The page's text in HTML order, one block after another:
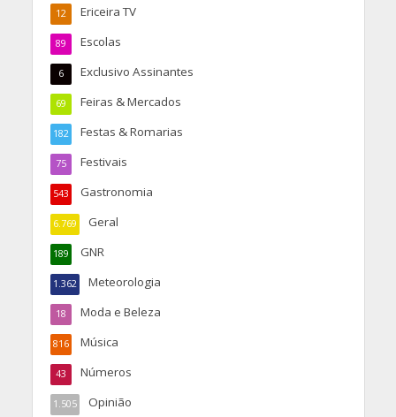
Ericeira TV
12
Escolas
89
Exclusivo Assinantes
6
Feiras & Mercados
69
Festas & Romarias
182
Festivais
75
Gastronomia
543
Geral
6.769
GNR
189
Meteorologia
1.362
Moda e Beleza
18
Música
816
Números
43
Opinião
1.505